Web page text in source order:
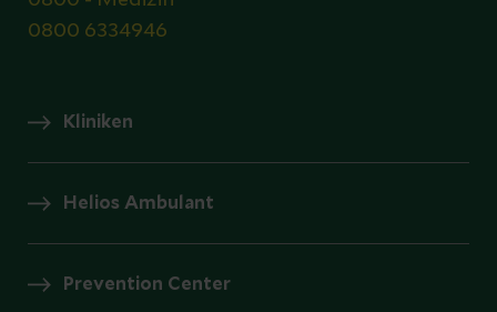
0800 6334946
Kliniken
Helios Ambulant
Prevention Center